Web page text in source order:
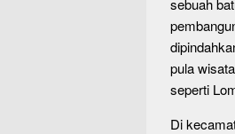
sebuah
pula
seperti
Di